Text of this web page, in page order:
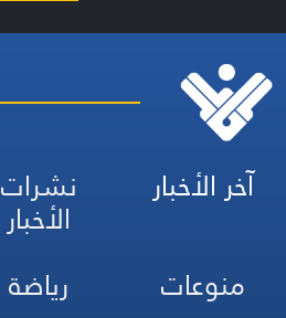
آخر الأخبار نشرات
الأخبار
منوعات
رياضة